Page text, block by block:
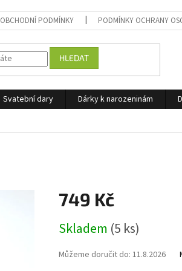
OBCHODNÍ PODMÍNKY PODMÍNKY OCHRANY
HLEDAT
Svatební dary Dárky k narozeninám
749 Kč
cena:
Skladem (5 ks)
Můžeme doručit do: 11.8.2026